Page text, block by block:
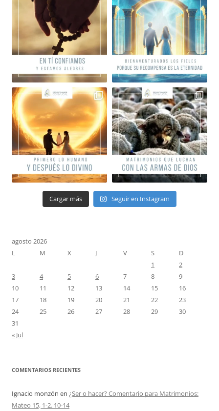
Cargar más Seguir en Instagram
agosto 2026
L
M X J V S
D
1
2
3
4 5 6 7 8
9
10
11 12 13 14 15
16
17
18 19 20 21 22
23
24
25 26 27 28 29
30
31
« Jul
COMENTARIOS RECIENTES
Ignacio monzón en ¿Ser o hacer? Comentario para Matrimonios:
Mateo 15, 1-2. 10-14